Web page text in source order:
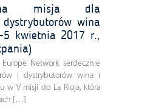
misja dla
wina
5 kwietnia 2017 r.,
Network serdecznie
i dystrybutorów wina i
w V misji do La Rioja, która
[…]